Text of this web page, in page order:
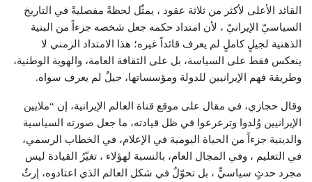
القائد الأعلى لأكثر من ثلاثة عقود ، يمثّل لحظةً مفصليةً في التاريخ
السياسيّ الإيرانيّ ، لأن امتداد حكمه جعل شخصه جزءاً من البنية
الذهنية لجيلٍ كاملٍ لم يعرف قائداً غيره؛ هذا الامتداد الزمني لا
ينعكس فقط على السياسة، بل على الثقافة العامة، والهوية الوطنية،
وطريقة فهم الإيرانيين للدولة ومؤسساتها، جيلٌ لم يعرف سواه.
وقال حجازي، في مقال على موقع قناة العالم الإيرانية، إن “ملايين
الإيرانيين وُلدوا وترعرعوا في ظل قيادته، ما جعل صورته السياسية
والدينية جزءاً من الحياة اليومية في الإعلام، في الخطاب الرسمي،
في التعليم ، وفي المجال العام، بالنسبة لهؤلاء ، تغيّرُ القيادة ليس
مجرد حدثٍ سياسيٍّ ، بل تحوّلٌ في شكل العالم الذي اعتادوه، إرثٌ